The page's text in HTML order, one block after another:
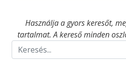
Használja a gyors keresőt,
tartalmat. A kereső minden